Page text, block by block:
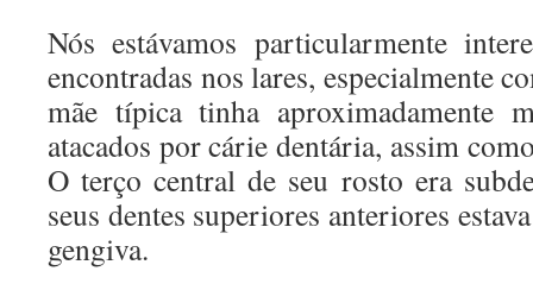
Nós estávamos particularmente
encontradas nos lares, especialmente
mãe típica tinha aproximadamente
atacados por cárie dentária, assim
O terço central de seu rosto era
seus dentes superiores anteriores
gengiva.